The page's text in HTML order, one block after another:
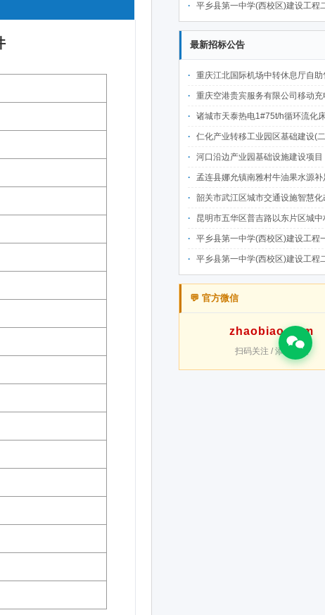
平乡县第一中学(西校区)建设工程二标段施工
最新招标公告
重庆江北国际机场中转休息厅自助售卖机点位公开招
重庆空港贵宾服务有限公司移动充电宝点位资源公开
诸城市天泰热电1#75t/h循环流化床锅炉及配套设施升级改造项目（设计施工一体
仁化产业转移工业园区基础建设(二期)一韶关仁化产业园区工业二路道路及桥梁(西侧扩园段)建设
河口沿边产业园基础设施建设项目（二期）设计施工总承包（EPC）(三次
孟连县娜允镇南雅村牛油果水源补足提质增效建设项目
韶关市武江区城市交通设施智慧化改造提升项目-基础建设工程（一期）A标段施
昆明市五华区普吉路以东片区城中村改造项目（一期）A7、A-4-2地块安置房项目供配电设计施工一体化
平乡县第一中学(西校区)建设工程一标段施工
平乡县第一中学(西校区)建设工程二标段施工
💬 官方微信
zhaobiao-com
扫码关注 / 添加好友